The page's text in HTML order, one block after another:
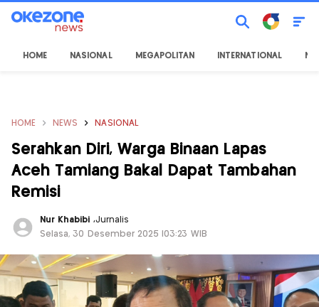
HOME NASIONAL MEGAPOLITAN INTERNATIONAL
HOME NEWS NASIONAL
Serahkan Diri, Warga Binaan Lapas
Aceh Tamiang Bakal Dapat Tambahan
Remisi
Nur Khabibi ,Jurnalis
Selasa, 30 Desember 2025 |03:23 WIB